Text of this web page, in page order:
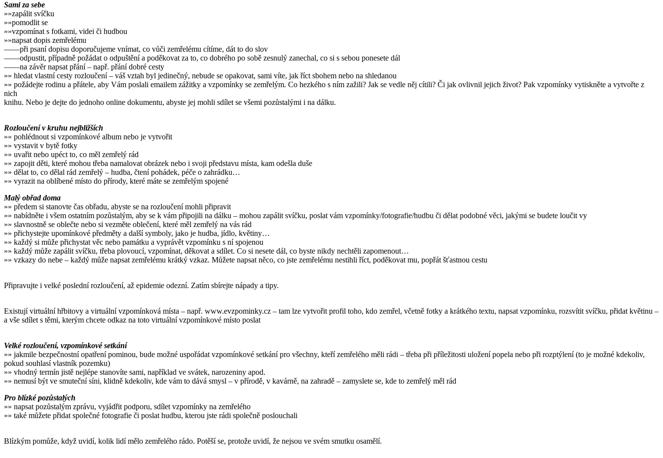
Sami za sebe
»»zapálit svíčku
»»pomodlit se
»»vzpomínat s fotkami, videi či hudbou
»»napsat dopis zemřelému
——při psaní dopisu doporučujeme vnímat, co vůči zemřelému cítíme, dát to do slov
——odpustit, případně požádat o odpuštění a poděkovat za to, co dobrého po sobě zesnulý zanechal, co si s sebou ponesete dál
——na závěr napsat přání – např. přání dobré cesty
»» hledat vlastní cesty rozloučení – váš vztah byl jedinečný, nebude se opakovat, sami víte, jak říct sbohem nebo na shledanou
»» požádejte rodinu a přátele, aby Vám poslali emailem zážitky a vzpomínky se zemřelým. Co hezkého s ním zažili? Jak se vedle něj cítili? Či jak ovlivnil jejich život? Pak vzpomínky vytiskněte a vytvořte z
nich
knihu. Nebo je dejte do jednoho online dokumentu, abyste jej mohli sdílet se všemi pozůstalými i na dálku.
Rozloučení v kruhu nejbližších
»» pohlédnout si vzpomínkové album nebo je vytvořit
»» vystavit v bytě fotky
»» uvařit nebo upéct to, co měl zemřelý rád
»» zapojit děti, které mohou třeba namalovat obrázek nebo i svoji představu místa, kam odešla duše
»» dělat to, co dělal rád zemřelý – hudba, čtení pohádek, péče o zahrádku…
»» vyrazit na oblíbené místo do přírody, které máte se zemřelým spojené
Malý obřad doma
»» předem si stanovte čas obřadu, abyste se na rozloučení mohli připravit
»» nabídněte i všem ostatním pozůstalým, aby se k vám připojili na dálku – mohou zapálit svíčku, poslat vám vzpomínky/fotografie/hudbu či dělat podobné věci, jakými se budete loučit vy
»» slavnostně se oblečte nebo si vezměte oblečení, které měl zemřelý na vás rád
»» přichystejte upomínkové předměty a další symboly, jako je hudba, jídlo, květiny…
»» každý si může přichystat věc nebo památku a vyprávět vzpomínku s ní spojenou
»» každý může zapálit svíčku, třeba plovoucí, vzpomínat, děkovat a sdílet. Co si nesete dál, co byste nikdy nechtěli zapomenout…
»» vzkazy do nebe – každý může napsat zemřelému krátký vzkaz. Můžete napsat něco, co jste zemřelému nestihli říct, poděkovat mu, popřát šťastnou cestu
Připravujte i velké poslední rozloučení, až epidemie odezní. Zatím sbírejte nápady a tipy.
Existují virtuální hřbitovy a virtuální vzpomínková místa – např. www.evzpominky.cz – tam lze vytvořit profil toho, kdo zemřel, včetně fotky a krátkého textu, napsat vzpomínku, rozsvítit svíčku, přidat květinu –
a vše sdílet s těmi, kterým chcete odkaz na toto virtuální vzpomínkové místo poslat
Velké rozloučení, vzpomínkové setkání
»» jakmile bezpečnostní opatření pominou, bude možné uspořádat vzpomínkové setkání pro všechny, kteří zemřelého měli rádi – třeba při příležitosti uložení popela nebo při rozptýlení (to je možné kdekoliv,
pokud souhlasí vlastník pozemku)
»» vhodný termín jistě nejlépe stanovíte sami, například ve svátek, narozeniny apod.
»» nemusí být ve smuteční síni, klidně kdekoliv, kde vám to dává smysl – v přírodě, v kavárně, na zahradě – zamyslete se, kde to zemřelý měl rád
Pro blízké pozůstalých
»» napsat pozůstalým zprávu, vyjádřit podporu, sdílet vzpomínky na zemřelého
»» také můžete přidat společné fotografie či poslat hudbu, kterou jste rádi společně poslouchali
Blízkým pomůže, když uvidí, kolik lidí mělo zemřelého rádo. Potěší se, protože uvidí, že nejsou ve svém smutku osamělí.